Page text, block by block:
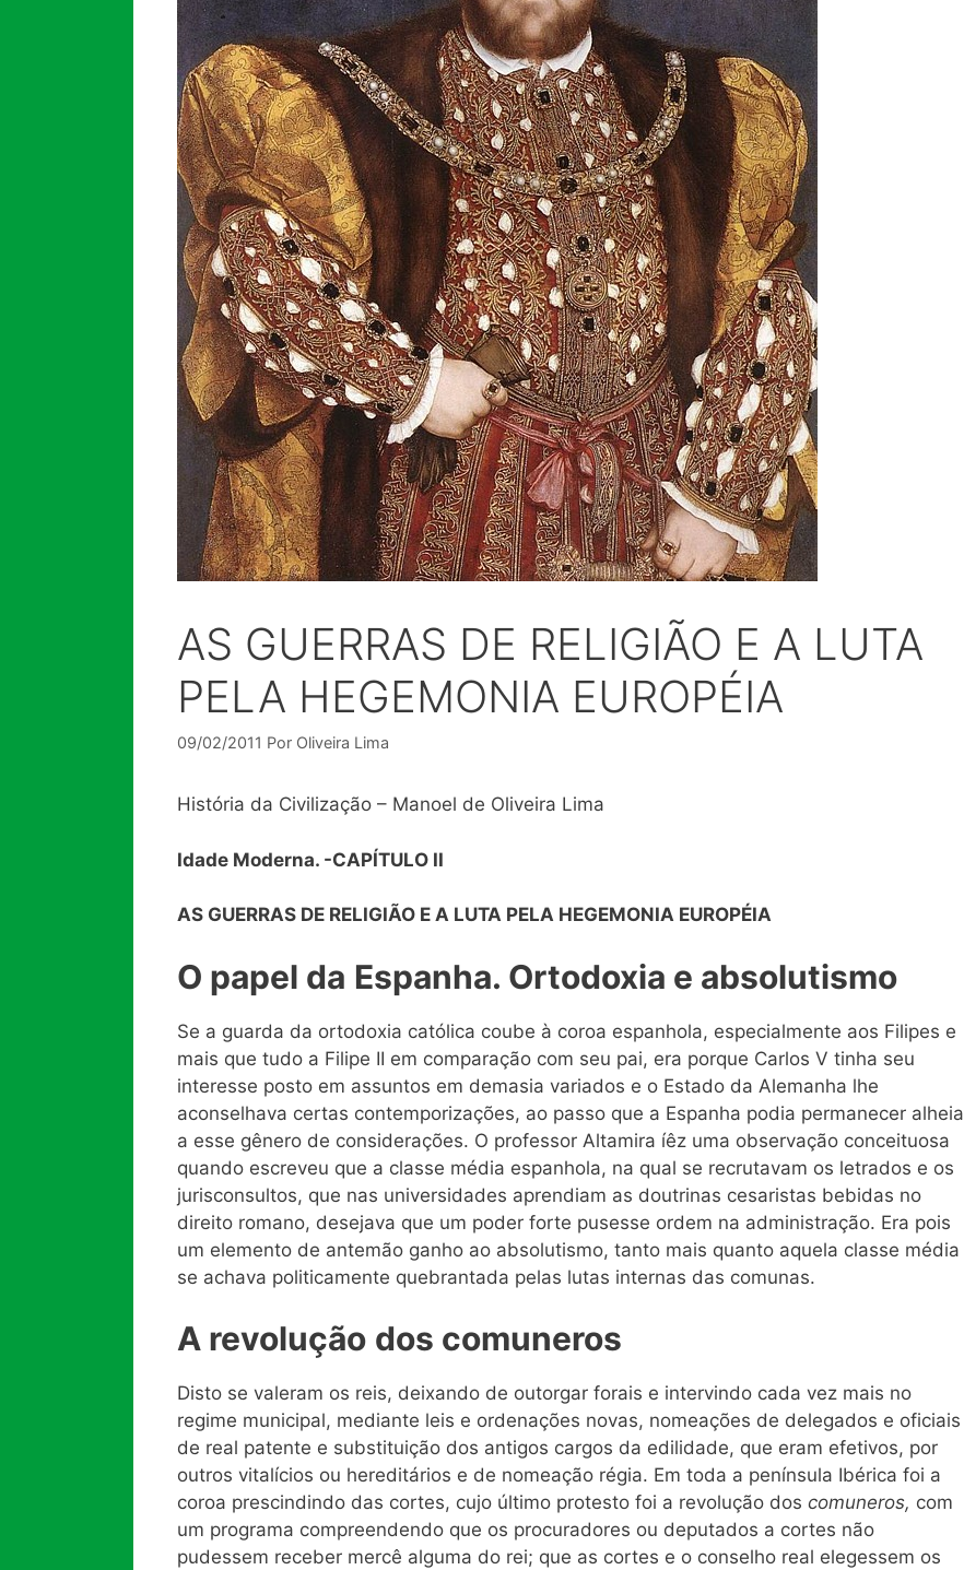
AS GUERRAS DE RELIGIÃO E A LUTA
PELA HEGEMONIA EUROPÉIA
09/02/2011 Por Oliveira Lima
História da Civilização – Manoel de Oliveira Lima
Idade Moderna. -CAPÍTULO II
AS GUERRAS DE RELIGIÃO E A LUTA PELA HEGEMONIA EUROPÉIA
O papel da Espanha. Ortodoxia e absolutismo
Se a guarda da ortodoxia católica coube à coroa espanhola, especialmente aos Filipes e
mais que tudo a Filipe II em comparação com seu pai, era porque Carlos V tinha seu
interesse posto em assuntos em demasia variados e o Estado da Alemanha lhe
aconselhava certas contemporizações, ao passo que a Espanha podia permanecer alheia
a esse gênero de considerações. O professor Altamira íêz uma observação conceituosa
quando escreveu que a classe média espanhola, na qual se recrutavam os letrados e os
jurisconsultos, que nas universidades aprendiam as doutrinas cesaristas bebidas no
direito romano, desejava que um poder forte pusesse ordem na administração. Era pois
um elemento de antemão ganho ao absolutismo, tanto mais quanto aquela classe média
se achava politicamente quebrantada pelas lutas internas das comunas.
A revolução dos comuneros
Disto se valeram os reis, deixando de outorgar forais e intervindo cada vez mais no
regime municipal, mediante leis e ordenações novas, nomeações de delegados e oficiais
de real patente e substituição dos antigos cargos da edilidade, que eram efetivos, por
outros vitalícios ou hereditários e de nomeação régia. Em toda a península Ibérica foi a
coroa prescindindo das cortes, cujo último protesto foi a revolução dos comuneros, com
um programa compreendendo que os procuradores ou deputados a cortes não
pudessem receber mercê alguma do rei; que as cortes e o conselho real elegessem os